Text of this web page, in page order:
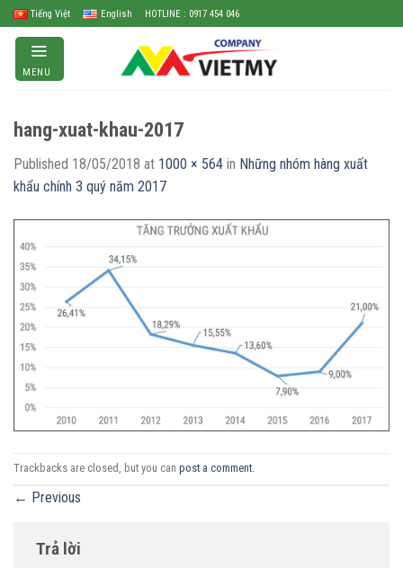
Skip
to
content
Tiếng Việt English HOTLINE : 0917 454 046
MENU
hang-xuat-khau-2017
Published 18/05/2018 at 1000 × 564 in Những nhóm hàng xuất
khẩu chính 3 quý năm 2017
Trackbacks are closed, but you can post a comment.
← Previous
Trả lời